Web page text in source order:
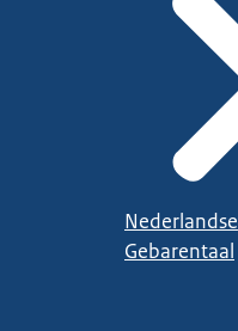
Nederlandse
Gebarentaal